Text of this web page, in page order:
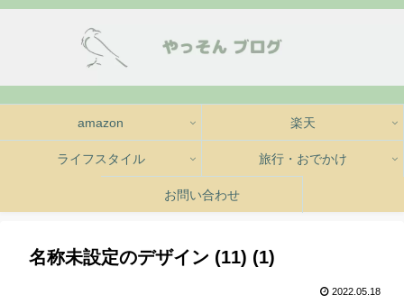
amazon 楽天
ライフスタイル 旅行・おでかけ
お問い合わせ
名称未設定のデザイン (11) (1)
2022.05.18